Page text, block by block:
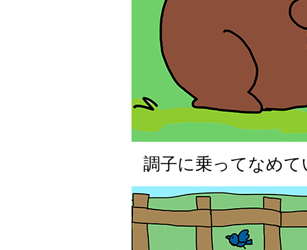
調子に乗ってなめて